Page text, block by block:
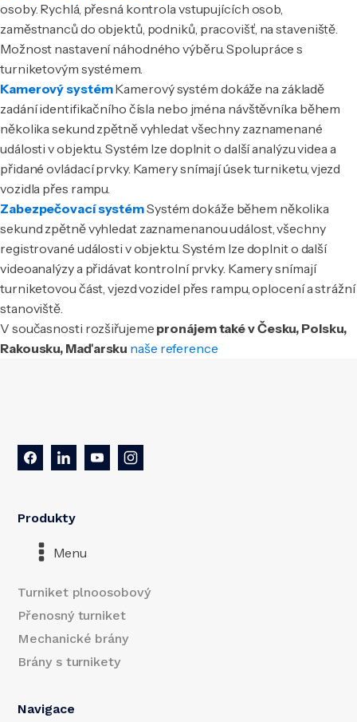
osoby. Rychlá, přesná kontrola vstupujících osob,
zaměstnanců do objektů, podniků, pracovišť, na staveniště.
Možnost nastavení náhodného výběru. Spolupráce s
turniketovým systémem.
Kamerový systémKamerový systém dokáže na základě
zadání identifikačního čísla nebo jména návštěvníka během
několika sekund zpětně vyhledat všechny zaznamenané
události v objektu. Systém lze doplnit o další analýzu videa a
přidané ovládací prvky. Kamery snímají úsek turniketu, vjezd
vozidla přes rampu.
Zabezpečovací systémSystém dokáže během několika
sekund zpětně vyhledat zaznamenanou událost, všechny
registrované události v objektu. Systém lze doplnit o další
videoanalýzy a přidávat kontrolní prvky. Kamery snímají
turniketovou část, vjezd vozidel přes rampu, oplocení a strážní
stanoviště.
V současnosti rozšiřujeme pronájem také v Česku, Polsku,
Rakousku, Maďarsku naše reference
Produkty
Menu
Turniket plnoosobový
Přenosný turniket
Mechanické brány
Brány s turnikety
Navigace